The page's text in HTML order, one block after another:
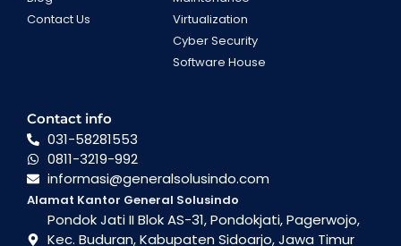
Contact Us
Virtualization
Cyber Security
Software House
Contact info
031-58281553
0811-3219-992
informasi@generalsolusindo.com
Alamat Kantor General Solusindo
Pondok Jati II Blok AS-31, Pondokjati, Pagerwojo,
Kec. Buduran, Kabupaten Sidoarjo, Jawa Timur